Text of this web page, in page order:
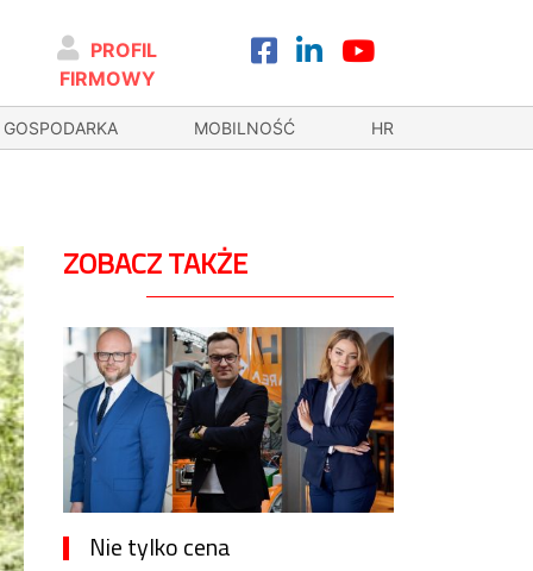
PROFIL
FIRMOWY
GOSPODARKA MOBILNOŚĆ HR
ZOBACZ TAKŻE
Nie tylko cena